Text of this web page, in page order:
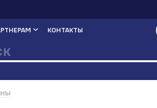
КОНТАКТЫ